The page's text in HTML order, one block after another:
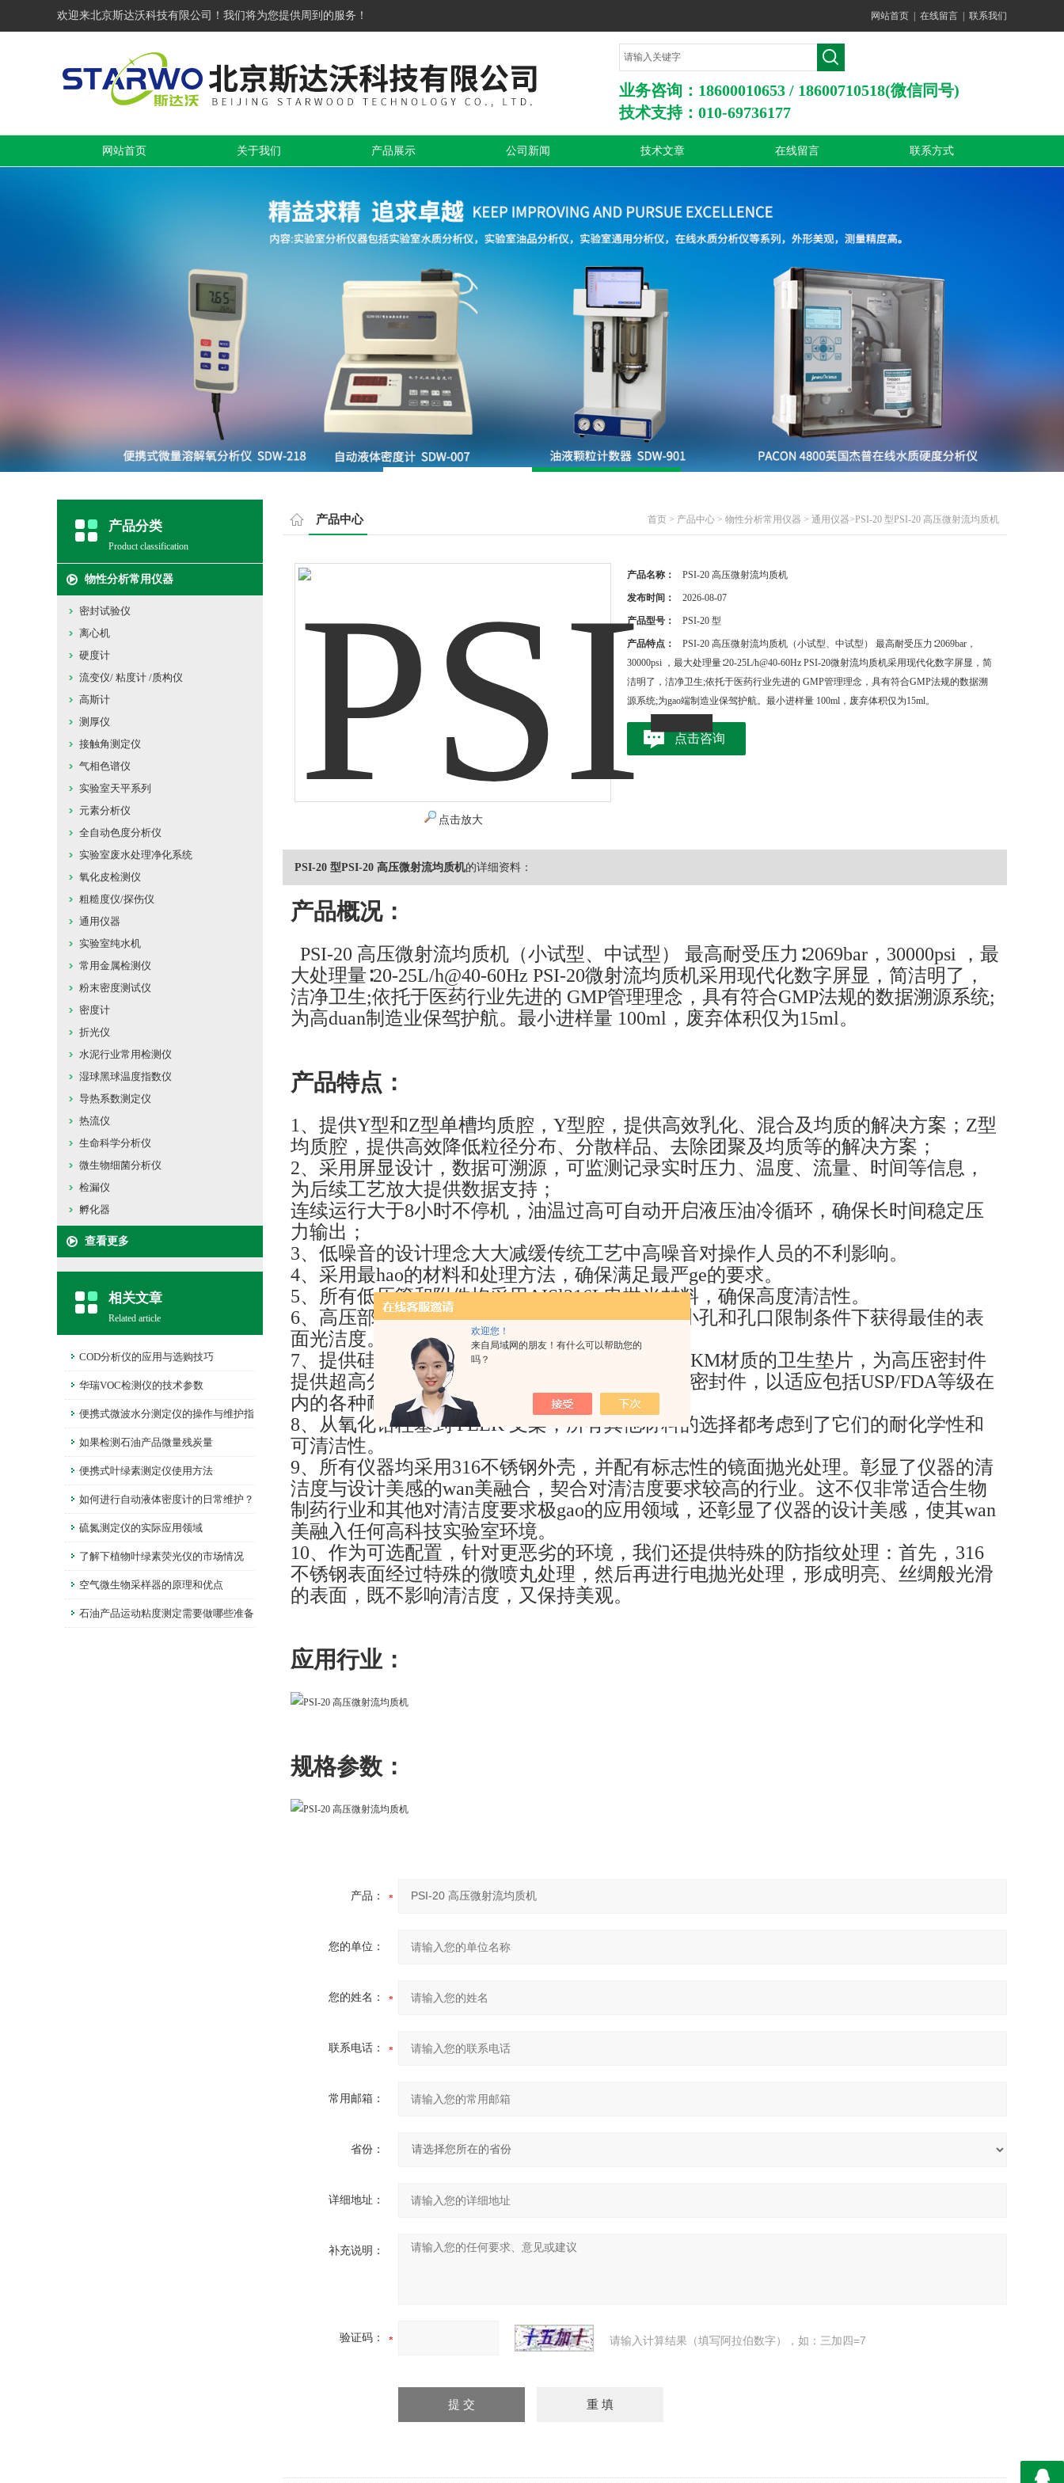
欢迎您！
来自局域网的朋友！有什么可以帮助您的
吗？
欢迎来北京斯达沃科技有限公司！我们将为您提供周到的服务！ 网站首页 在线留言 联系我们
业务咨询：18600010653 / 18600710518(微信同号)
技术支持：010-69736177
网站首页 关于我们 产品展示 公司新闻 技术文章 在线留言 联系方式
产品分类
Product classification
物性分析常用仪器
密封试验仪
离心机
硬度计
流变仪/ 粘度计 /质构仪
高斯计
测厚仪
接触角测定仪
气相色谱仪
实验室天平系列
元素分析仪
全自动色度分析仪
实验室废水处理净化系统
氧化皮检测仪
粗糙度仪/探伤仪
通用仪器
实验室纯水机
常用金属检测仪
粉末密度测试仪
密度计
折光仪
水泥行业常用检测仪
湿球黑球温度指数仪
导热系数测定仪
热流仪
生命科学分析仪
微生物细菌分析仪
检漏仪
孵化器
查看更多
相关文章
Related article
COD分析仪的应用与选购技巧
华瑞VOC检测仪的技术参数
便携式微波水分测定仪的操作与维护指
南 如果检测石油产品微量残炭量
便携式叶绿素测定仪使用方法
如何进行自动液体密度计的日常维护？
硫氮测定仪的实际应用领域
了解下植物叶绿素荧光仪的市场情况
空气微生物采样器的原理和优点
石油产品运动粘度测定需要做哪些准备
产品中心 首页 > 产品中心 > 物性分析常用仪器 > 通用仪器>PSI-20 型PSI-20 高压微射流均质机
点击放大
产品名称： PSI-20 高压微射流均质机
发布时间： 2026-08-07
产品型号： PSI-20 型
产品特点：
PSI-20 高压微射流均质机（小试型、中试型） 最高耐受压力∶2069bar，
30000psi ，最大处理量∶20-25L/h@40-60Hz PSI-20微射流均质机采用现代化数字屏显，简
洁明了，洁净卫生;依托于医药行业先进的 GMP管理理念，具有符合GMP法规的数据溯
源系统;为gao端制造业保驾护航。最小进样量 100ml，废弃体积仅为15ml。
点击咨询
PSI-20 型PSI-20 高压微射流均质机的详细资料：
产品概况：
PSI-20 高压微射流均质机（小试型、中试型） 最高耐受压力∶2069bar，30000psi ， 最
大处理量∶20-25L/h@40-60Hz PSI-20微射流均质机采用现代化数字屏显，简洁明了，
洁净卫生;依托于医药行业先进的 GMP管理理念，具有符合GMP法规的数据溯源系统;
为高duan制造业保驾护航。最小进样量 100ml，废弃体积仅为15ml。
产品特点：
1、 提供Y型和Z型单槽均质腔，Y型腔，提供高效乳化、混合及均质的解决方案；Z型
均质腔，提供高效降低粒径分布、分散样品、去除团聚及均质等的解决方案；
2、 采用屏显设计，数据可溯源，可监测记录实时压力、温度、流量、时间等信息，
为后续工艺放大提供数据支持；
连续运行大于8小时不停机，油温过高可自动开启液压油冷循环，确保长时间稳定压
力输出；
3、 低噪音的设计理念大大减缓传统工艺中高噪音对操作人员的不利影响。
4、 采用最hao的材料和处理方法，确保满足最严ge的要求。
5、 所有低压管和附件均采用AISl316L电抛光材料，确保高度清洁性。
6、 高压部件采用电抛光或钝化处理，以确保在小孔和孔口限制条件下获得最佳的表
面光洁度。
7、 提供硅胶、聚四氟乙烯或聚四氟乙烯包覆的FKM材质的卫生垫片，为高压密封件
提供超高分子量聚乙烯或聚四氟乙烯材质的高压密封件，以适应包括USP/FDA等级在
内的各种耐化学性要求。
8、
从氧化锆柱塞到 PEEK 支架，所有其他材料的选择都考虑到了它们的耐化学性和
可清洁性。
9、 所有仪器均采用316不锈钢外壳，并配有标志性的镜面抛光处理。彰显了仪器的清
洁度与设计美感的wan美融合，契合对清洁度要求较高的行业。这不仅非常适合生物
制药行业和其他对清洁度要求极gao的应用领域，还彰显了仪器的设计美感，使其wan
美融入任何高科技实验室环境。
10、 作为可选配置，针对更恶劣的环境，我们还提供特殊的防指纹处理：首先，316
不锈钢表面经过特殊的微喷丸处理，然后再进行电抛光处理，形成明亮、丝绸般光滑
的表面，既不影响清洁度，又保持美观。
应用行业 ：
规格参数：
产品：
您的单位：
您的姓名：
联系电话：
常用邮箱：
省份：
详细地址：
补充说明：
验证码： 请输入计算结果（填写阿拉伯数字），如：三加四=7